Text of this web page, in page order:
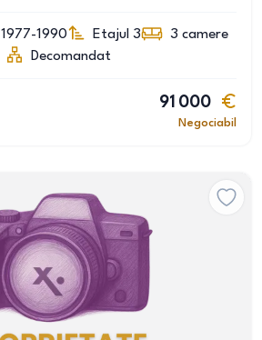
1977-1990 Etajul 3 3 camere
Decomandat
91 000
Negociabil